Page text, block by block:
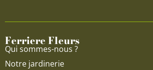
Ferriere Fleurs
Qui sommes-nous ?
Notre jardinerie